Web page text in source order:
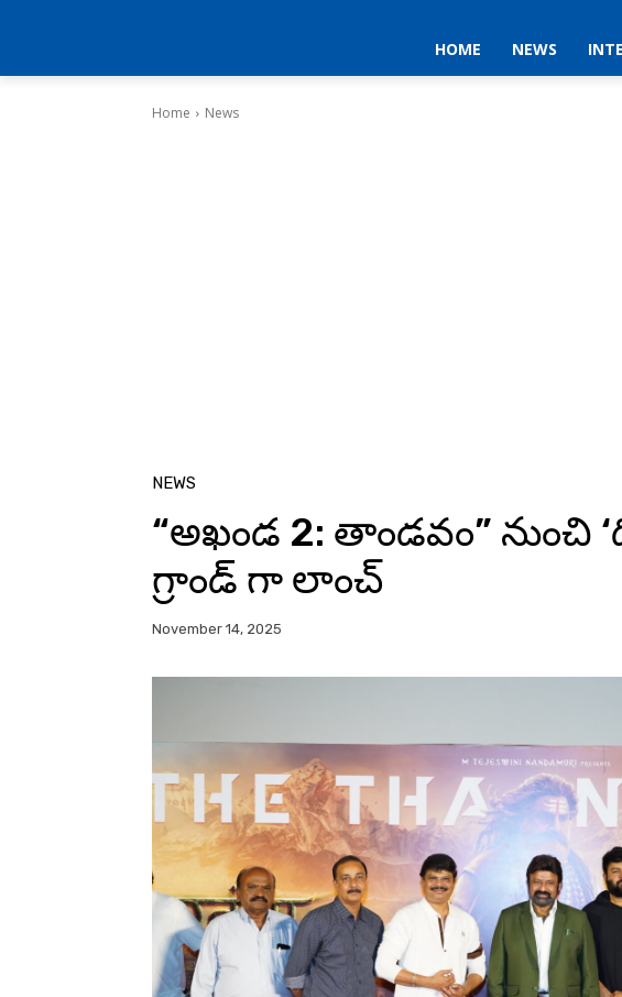
HOME NEWS
Home News
NEWS
“అఖండ 2: తాండవం” నుంచి
గ్రాండ్ గా లాంచ్
November 14, 2025